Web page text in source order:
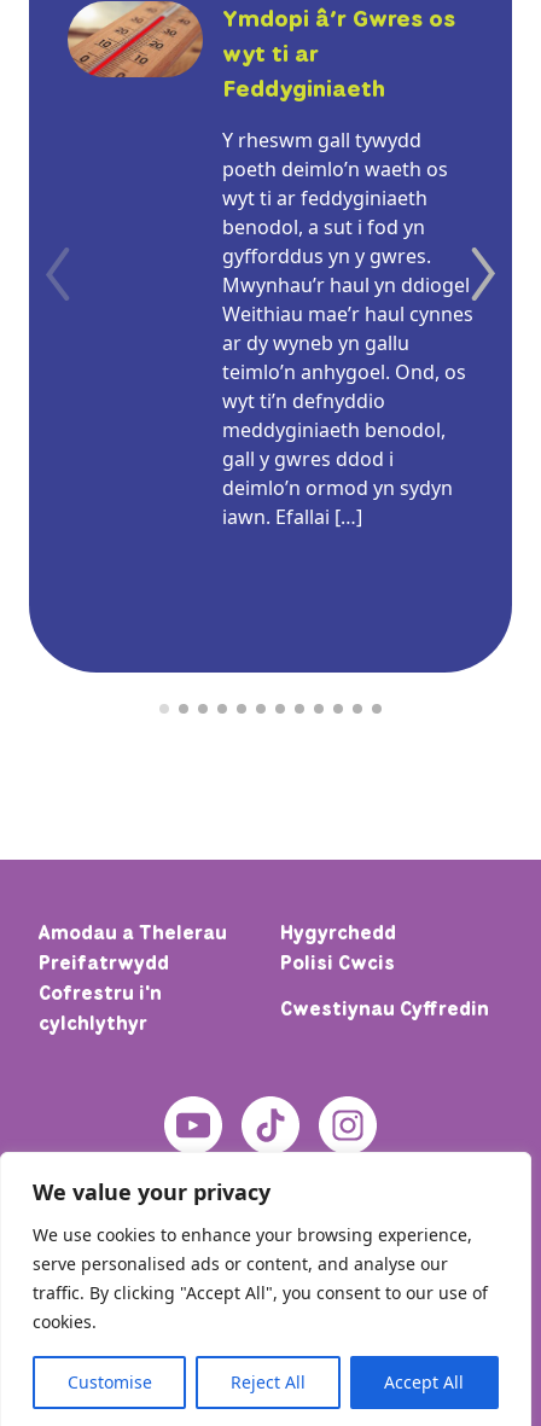
We value your privacy
We use cookies to enhance your browsing experience,
serve personalised ads or content, and analyse our
traffic. By clicking "Accept All", you consent to our use of
cookies.
Customise Reject All Accept All
Ymdopi â’r Gwres os
wyt ti ar
Feddyginiaeth
Y rheswm gall tywydd
poeth deimlo’n waeth os
wyt ti ar feddyginiaeth
benodol, a sut i fod yn
gyfforddus yn y gwres.
Mwynhau’r haul yn ddiogel
Weithiau mae’r haul cynnes
ar dy wyneb yn gallu
teimlo’n anhygoel. Ond, os
wyt ti’n defnyddio
meddyginiaeth benodol,
gall y gwres ddod i
deimlo’n ormod yn sydyn
iawn. Efallai […]
Amodau a Thelerau
Hygyrchedd
Preifatrwydd
Polisi Cwcis
Cofrestru i'n
cylchlythyr
Cwestiynau Cyffredin
© 2026 Cartref – Meic. Cedwir pob hawl